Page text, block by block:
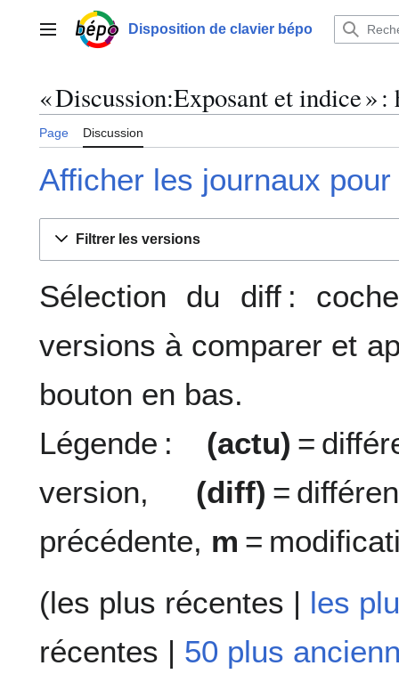
contenuMenu principalDisposition de clavier bépo
« Discussion:Exposant et indice »
Page Discussion
Afficher les journaux
Filtrer les versions
Sélection du diff :
versions à comparer et
bouton en bas.
Légende : (actu) =
version, (diff) =
précédente, m =
(les plus récentes | les
récentes | 50 plus